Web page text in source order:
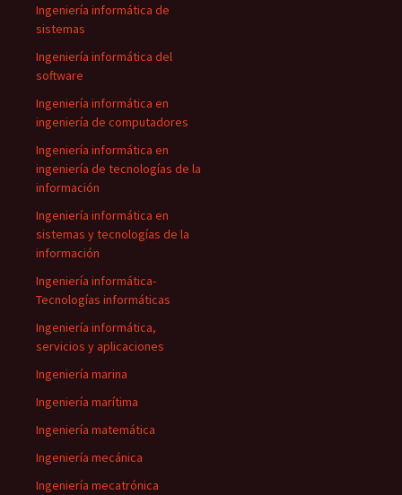
Ingeniería informática de
sistemas
Ingeniería informática del
software
Ingeniería informática en
ingeniería de computadores
Ingeniería informática en
ingeniería de tecnologías de la
información
Ingeniería informática en
sistemas y tecnologías de la
información
Ingeniería informática-
Tecnologías informáticas
Ingeniería informática,
servicios y aplicaciones
Ingeniería marina
Ingeniería marítima
Ingeniería matemática
Ingeniería mecánica
Ingeniería mecatrónica